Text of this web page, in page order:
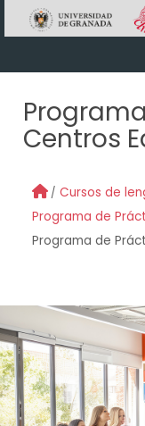
Skip to main content
Centros
Cursos de
Programa de
Programa de